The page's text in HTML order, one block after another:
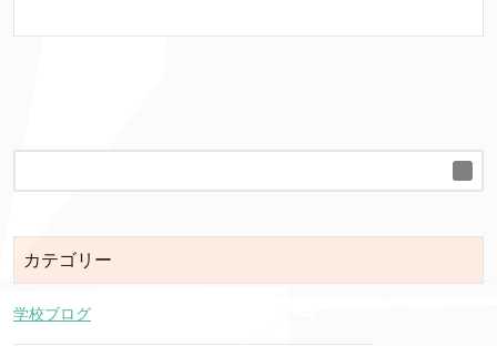
カテゴリー
学校ブログ